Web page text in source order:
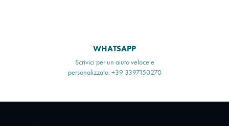
WHATSAPP
Scrivici per un aiuto veloce e
personalizzato: +39 3397150270